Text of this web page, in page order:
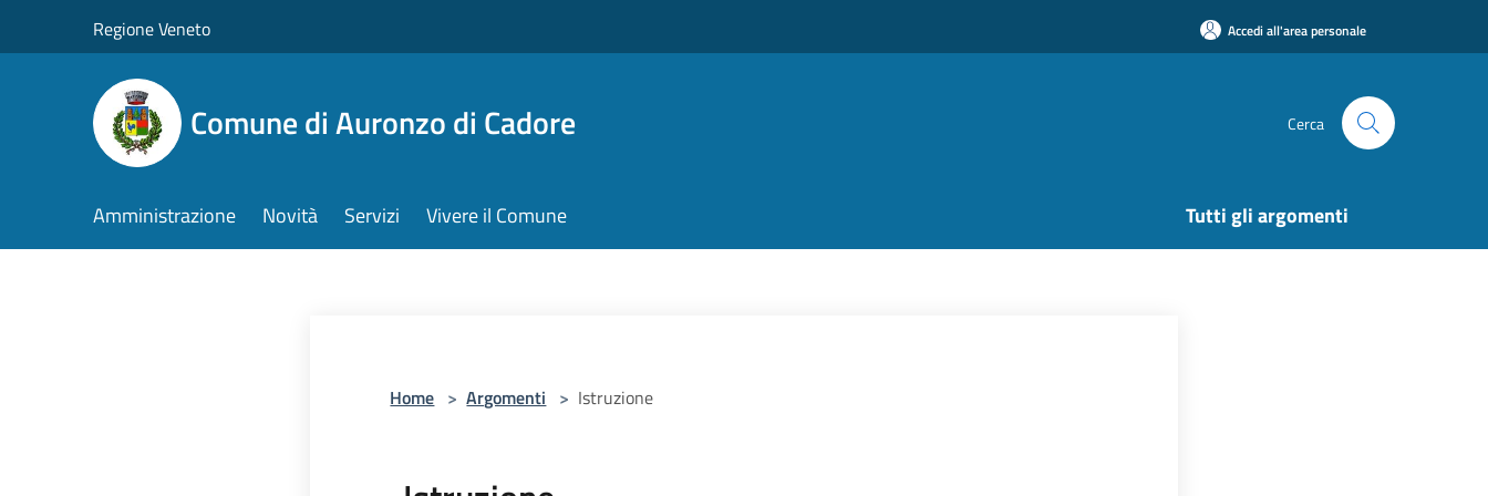
Regione Veneto Accedi all'area personale
Comune di Auronzo di Cadore Cerca
Amministrazione Novità Servizi Vivere il Comune Tutti gli argomenti
Home > Argomenti > Istruzione